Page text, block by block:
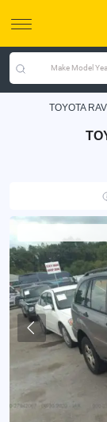
TOYOTA